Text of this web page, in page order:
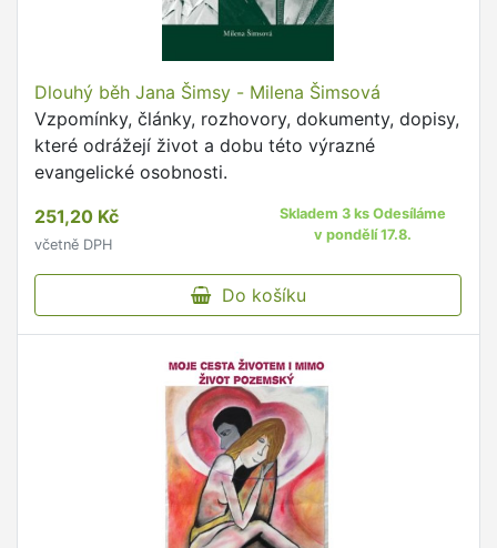
Dlouhý běh Jana Šimsy - Milena Šimsová
Vzpomínky, články, rozhovory, dokumenty, dopisy,
které odrážejí život a dobu této výrazné
evangelické osobnosti.
251,20 Kč
včetně DPH
Skladem 3 ks Odesíláme
v pondělí 17.8.
Do košíku